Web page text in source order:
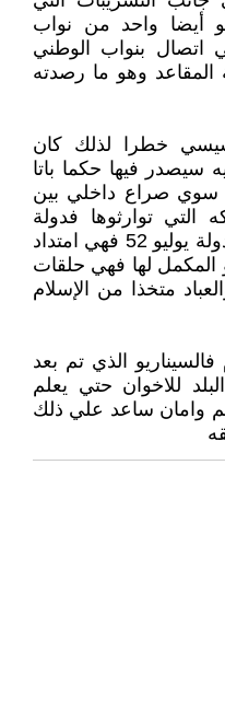
أيضا واحد من نواب
اتصال بنواب الوطني
من نسبة المقاعد وهو ما رصدته
خطرا لذلك كان
سيصدر فيها حكما باتا
سوي صراع داخلي بين
حول التركه التي توارثوها فدولة
مبارك لم تكن ابدا منفصله عن دولة يوليو 52 فهي امتداد
لها فهي حلقات
متخذا من الإسلام
الذي تم بعد
للاخوان حتي يعلم
وامان ساعد علي ذلك